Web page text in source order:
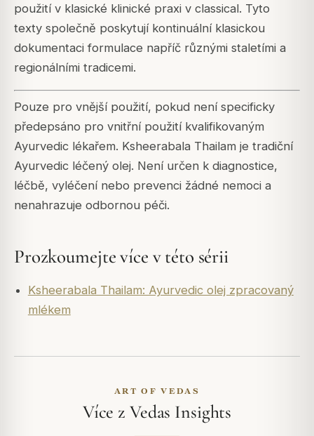
použití v klasické klinické praxi v classical. Tyto
texty společně poskytují kontinuální klasickou
dokumentaci formulace napříč různými staletími a
regionálními tradicemi.
Pouze pro vnější použití, pokud není specificky
předepsáno pro vnitřní použití kvalifikovaným
Ayurvedic lékařem. Ksheerabala Thailam je tradiční
Ayurvedic léčený olej. Není určen k diagnostice,
léčbě, vyléčení nebo prevenci žádné nemoci a
nenahrazuje odbornou péči.
Prozkoumejte více v této sérii
Ksheerabala Thailam: Ayurvedic olej zpracovaný
mlékem
ART OF VEDAS
Více z Vedas Insights